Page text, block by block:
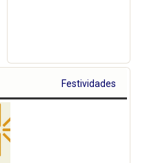
Festividades